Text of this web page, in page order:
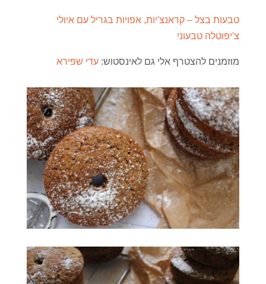
טבעות בצל – קראנצ'יות, אפויות בגריל עם איולי
צ'יפוטלה טבעוני
מוזמנים להצטרף אלי גם לאינסטוש: עדי שפירא